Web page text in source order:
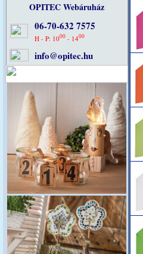
OPITEC Webáruház
06-70-632 7575
H - P: 1000- 1400
info@opitec.hu